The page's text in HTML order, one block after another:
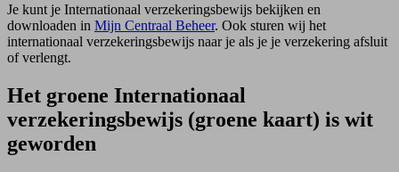
Je kunt je Internationaal verzekeringsbewijs bekijken en
downloaden in Mijn Centraal Beheer. Ook sturen wij het
internationaal verzekeringsbewijs naar je als je je verzekering afsluit
of verlengt.
Het groene Internationaal
verzekeringsbewijs (groene kaart) is wit
geworden